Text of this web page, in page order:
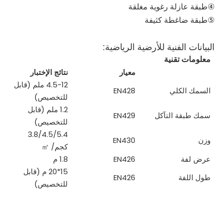
④طبقة عازلة رغوية مغلقة
⑤طبقة ضاغطة كثيفة
البيانات الفنية للأرضية الرياضية:
معلومات تقنية
معيار
نتائج الإختبار
السمك الكلي
EN428
4.5-12 ملم (قابل
للتخصيص)
سمك طبقة التآكل
EN429
1.2 ملم (قابل
للتخصيص)
وزن
EN430
3.8/4.5/5.4
كجم/ ㎡
عرض لفة
EN426
1.8 م
طول اللفة
EN426
15*20 م (قابل
للتخصيص)